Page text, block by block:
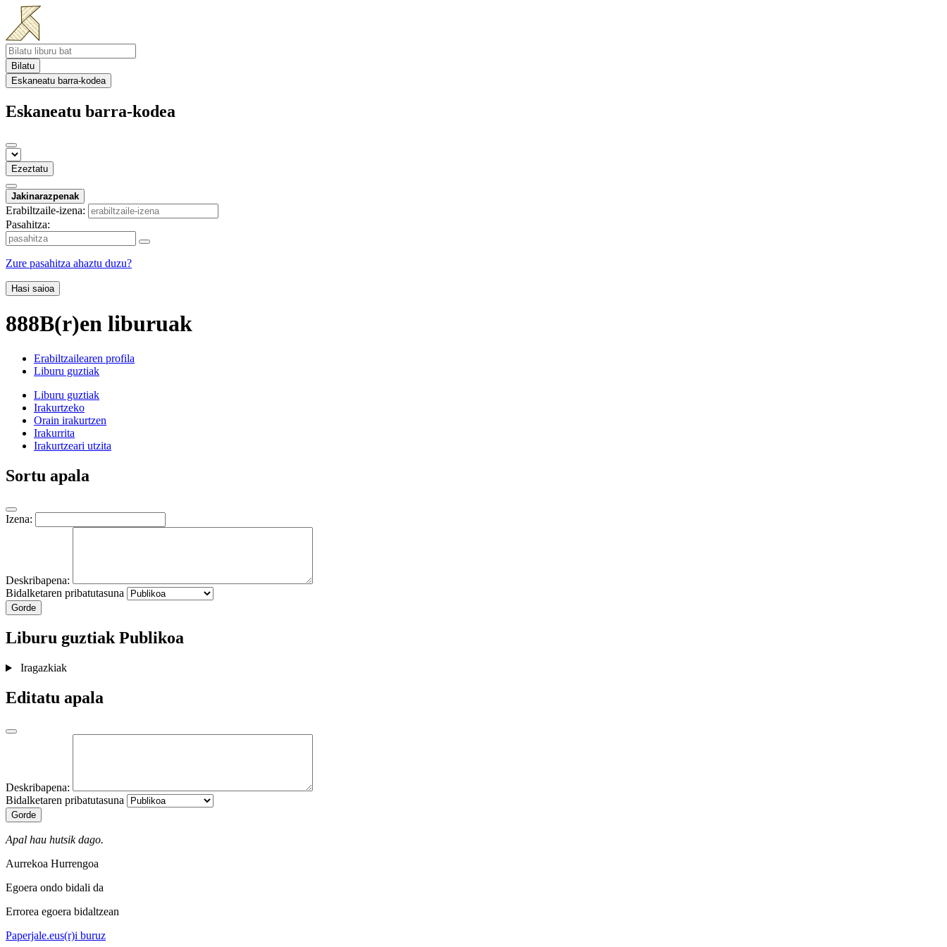
Bilatu
Eskaneatu barra-kodea
Eskaneatu barra-kodea
Ezeztatu
Jakinarazpenak
Erabiltzaile-izena:
Pasahitza:
Zure pasahitza ahaztu duzu?
Hasi saioa
888B(r)en liburuak
Erabiltzailearen profila
Liburu guztiak
Liburu guztiak
Irakurtzeko
Orain irakurtzen
Irakurrita
Irakurtzeari utzita
Sortu apala
Izena:
Deskribapena:
Bidalketaren pribatutasuna
Gorde
Liburu guztiakPublikoa
Iragazkiak
Editatu apala
Deskribapena:
Bidalketaren pribatutasuna
Gorde
Apal hau hutsik dago.
Aurrekoa Hurrengoa
Egoera ondo bidali da
Errorea egoera bidaltzean
Paperjale.eus(r)i buruz